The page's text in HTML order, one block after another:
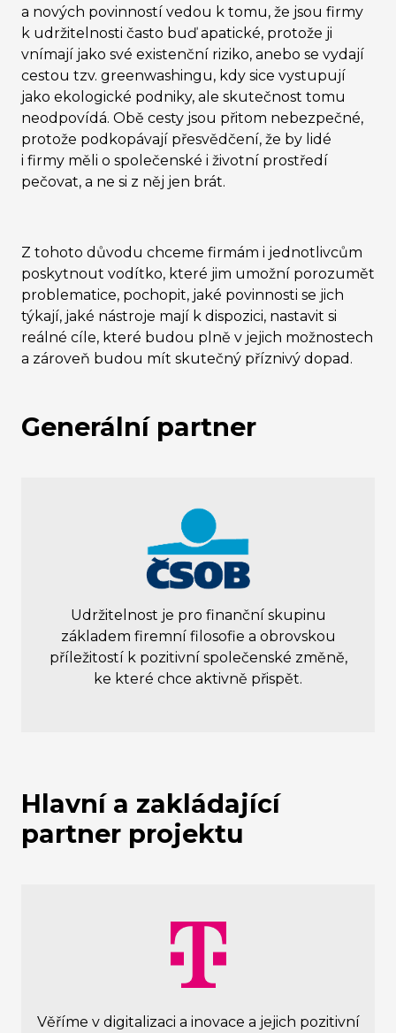
a nových povinností vedou k tomu, že jsou firmy
k udržitelnosti často buď apatické, protože ji
vnímají jako své existenční riziko, anebo se vydají
cestou tzv. greenwashingu, kdy sice vystupují
jako ekologické podniky, ale skutečnost tomu
neodpovídá. Obě cesty jsou přitom nebezpečné,
protože podkopávají přesvědčení, že by lidé
i firmy měli o společenské i životní prostředí
pečovat, a ne si z něj jen brát.
Z tohoto důvodu chceme firmám i jednotlivcům
poskytnout vodítko, které jim umožní porozumět
problematice, pochopit, jaké povinnosti se jich
týkají, jaké nástroje mají k dispozici, nastavit si
reálné cíle, které budou plně v jejich možnostech
a zároveň budou mít skutečný příznivý dopad.
Generální partner
Udržitelnost je pro finanční skupinu
základem firemní filosofie a obrovskou
příležitostí k pozitivní společenské změně,
ke které chce aktivně přispět.
Hlavní a zakládající
partner projektu
Věříme v digitalizaci a inovace a jejich pozitivní